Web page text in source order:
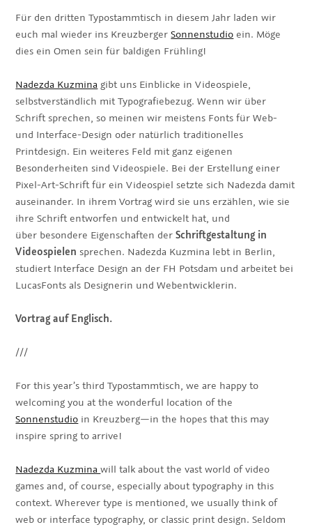
Für den dritten Typostammtisch in diesem Jahr laden wir
euch mal wieder ins KreuzbergerSonnenstudio ein. Möge
dies ein Omen sein für baldigen Frühling!
Nadezda Kuzmina gibt uns Einblicke in Videospiele,
selbstverständlich mit Typografiebezug. Wenn wir über
Schrift sprechen, so meinen wir meistens Fonts für Web-
und Interface-Design oder natürlich traditionelles
Printdesign. Ein weiteres Feld mit ganz eigenen
Besonderheiten sind Videospiele. Bei der Erstellung einer
Pixel-Art-Schrift für ein Videospiel setzte sich Nadezda damit
auseinander. In ihrem Vortrag wird sie uns erzählen, wie sie
ihre Schrift entworfen und entwickelt hat, und
über besondere Eigenschaften derSchriftgestaltung in
Videospielen sprechen. Nadezda Kuzmina lebt in Berlin,
studiert Interface Design an der FH Potsdam und arbeitet bei
LucasFonts als Designerin und Webentwicklerin.
Vortrag auf Englisch.
///
For this year’s third Typostammtisch, we are happy to
welcoming you at the wonderful location of the
Sonnenstudio in Kreuzberg—in the hopes that this may
inspire spring to arrive!
Nadezda Kuzminawill talk about the vast world of video
games and, of course, especially about typography in this
context. Wherever type is mentioned, we usually think of
web or interface typography, or classic print design. Seldom